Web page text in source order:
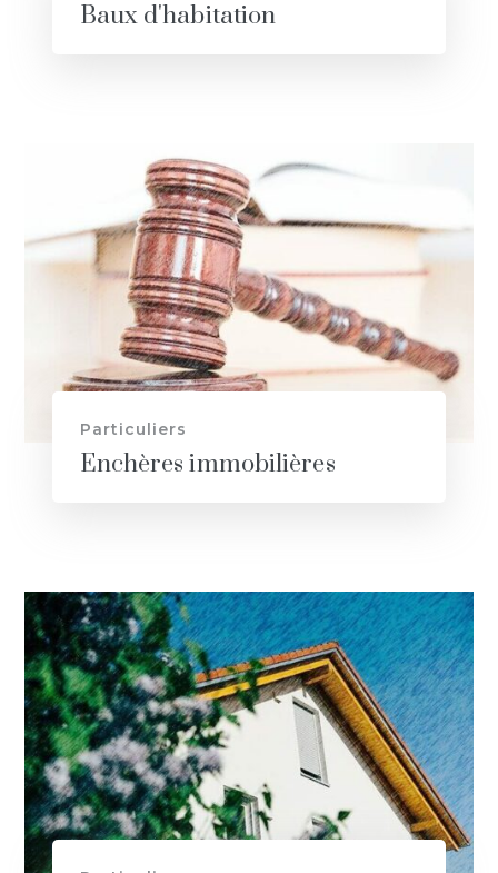
Baux d'habitation
Particuliers
Enchères immobilières